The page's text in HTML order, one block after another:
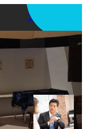
アプリを使う